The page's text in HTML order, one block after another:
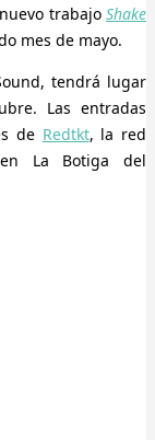
trabajo Shake
mes de mayo.
tendrá lugar
Las entradas
de Redtkt, la red
La Botiga del